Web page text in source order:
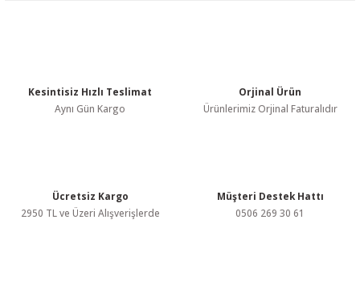
Ürün resmi kalitesiz, bozuk veya görüntülenemiyor.
Bu ürüne benzer farklı alternatifler olmalı.
Kesintisiz Hızlı Teslimat
Aynı Gün Kargo
Orjinal Ürün
Ürünlerimiz Orjinal Faturalıdır
Ücretsiz Kargo
2950 TL ve Üzeri Alışverişlerde
Müşteri Destek Hattı
0506 269 30 61